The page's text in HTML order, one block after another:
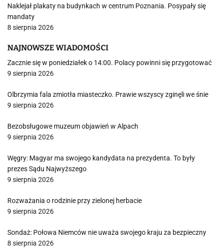
Naklejał plakaty na budynkach w centrum Poznania. Posypały się
mandaty
8 sierpnia 2026
NAJNOWSZE WIADOMOŚCI
Zacznie się w poniedziałek o 14:00. Polacy powinni się przygotować
9 sierpnia 2026
Olbrzymia fala zmiotła miasteczko. Prawie wszyscy zginęli we śnie
9 sierpnia 2026
Bezobsługowe muzeum objawień w Alpach
9 sierpnia 2026
Węgry: Magyar ma swojego kandydata na prezydenta. To były
prezes Sądu Najwyższego
9 sierpnia 2026
Rozważania o rodzinie przy zielonej herbacie
9 sierpnia 2026
Sondaż: Połowa Niemców nie uważa swojego kraju za bezpieczny
8 sierpnia 2026